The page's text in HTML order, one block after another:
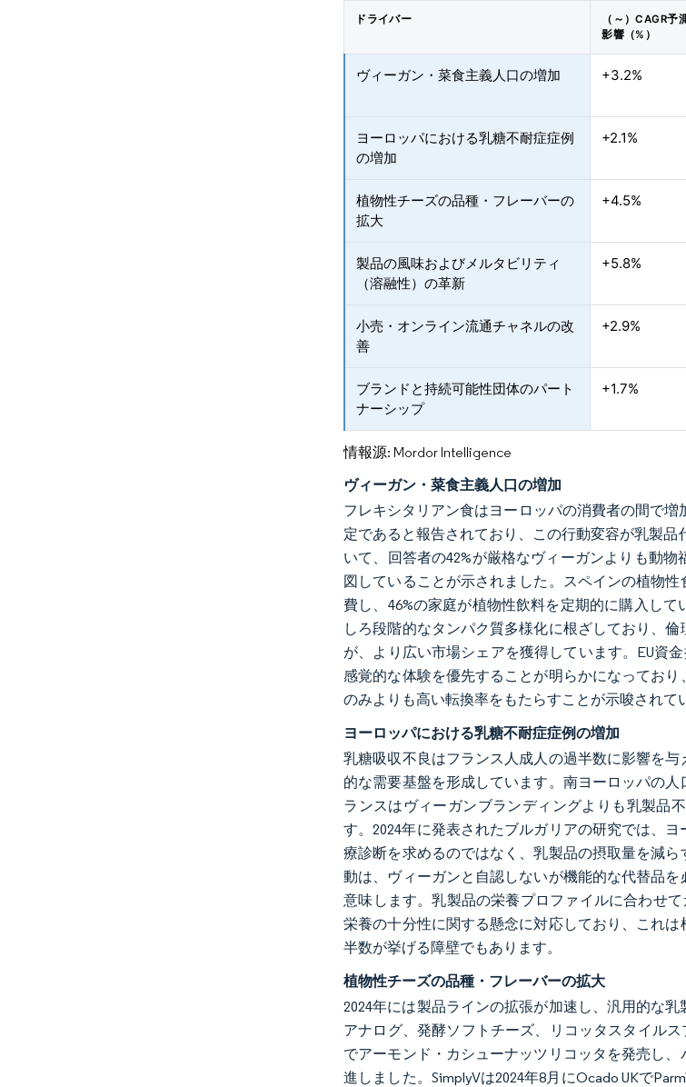
ドライバー
（～）CAGR予
影響（%）
ヴィーガン・菜食主義人口の増加 +3.2%
ヨーロッパにおける乳糖不耐症症例
の増加
+2.1%
植物性チーズの品種・フレーバーの
拡大
+4.5%
製品の風味およびメルタビリティ
（溶融性）の革新
+5.8%
小売・オンライン流通チャネルの改
善
+2.9%
ブランドと持続可能性団体のパート
ナーシップ
+1.7%
情報源: Mordor Intelligence
ヴィーガン・菜食主義人口の増加
フレキシタリアン食はヨーロッパの消費者の間で
定であると報告されており、この行動変容が乳製
いて、回答者の42%が厳格なヴィーガンよりも動
図していることが示されました。スペインの植物
費し、46%の家庭が植物性飲料を定期的に購入し
しろ段階的なタンパク質多様化に根ざしており、
が、より広い市場シェアを獲得しています。EU資
感覚的な体験を優先することが明らかになってお
のみよりも高い転換率をもたらすことが示唆されて
ヨーロッパにおける乳糖不耐症症例の増加
乳糖吸収不良はフランス人成人の過半数に影響を
的な需要基盤を形成しています。南ヨーロッパの
ランスはヴィーガンブランディングよりも乳製品
す。2024年に発表されたブルガリアの研究では、
療診断を求めるのではなく、乳製品の摂取量を減
動は、ヴィーガンと自認しないが機能的な代替品
意味します。乳製品の栄養プロファイルに合わせ
栄養の十分性に関する懸念に対応しており、これ
半数が挙げる障壁でもあります。
植物性チーズの品種・フレーバーの拡大
2024年には製品ラインの拡張が加速し、汎用的な
アナログ、発酵ソフトチーズ、リコッタスタイル
でアーモンド・カシューナッツリコッタを発売し
進しました。SimplyVは2024年8月にOcado UKで